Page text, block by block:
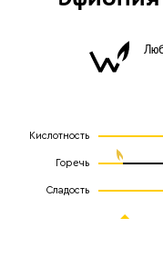
Кислотность
Горечь
Сладость